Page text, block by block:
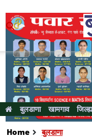
बुलडाणा खामगाव
Home बुलडाणा